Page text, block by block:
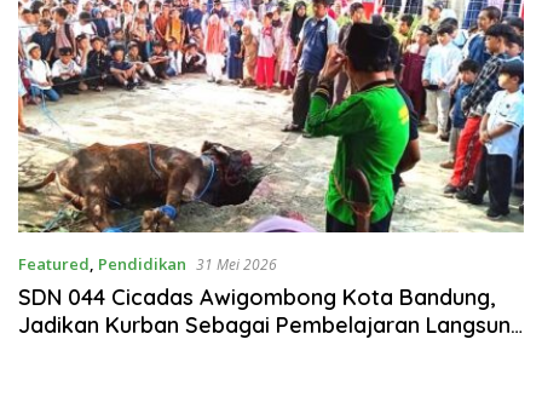
Featured, Pendidikan 31 Mei 2026
SDN 044 Cicadas Awigombong Kota Bandung,
Jadikan Kurban Sebagai Pembelajaran Langsung